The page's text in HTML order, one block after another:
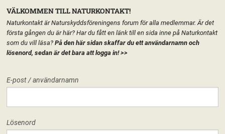
FORUM
HEM FÖRENINGEN NATURSKYDDSFÖRENINGEN I ROBERTSFORS
VÄLKOMMEN TILL NATURKONTAKT!
Naturkontakt är Naturskyddsföreningens forum för alla medlemmar. Är det
första gången du är här? Har du fått en länk till en sida inne på Naturkontakt
som du vill läsa? På den här sidan skaffar du ett användarnamn och
lösenord, sedan är det bara att logga in!>>
E-post / användarnamn
Lösenord